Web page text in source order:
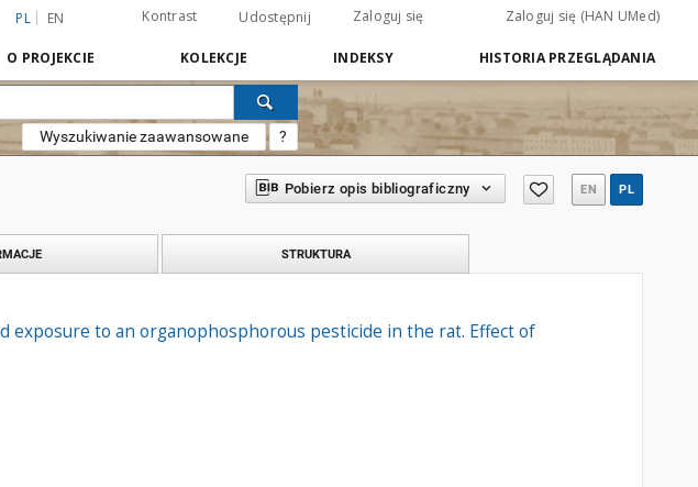
PL EN Kontrast Udostępnij Zaloguj się Zaloguj się (HAN UMed)
O PROJEKCIE KOLEKCJE INDEKSY HISTORIA PRZEGLĄDANIA
Wyszukiwanie zaawansowane ?
Pobierz opis bibliograficzny EN PL
STRUKTURA
to an organophosphorous pesticide in the rat. Effect of